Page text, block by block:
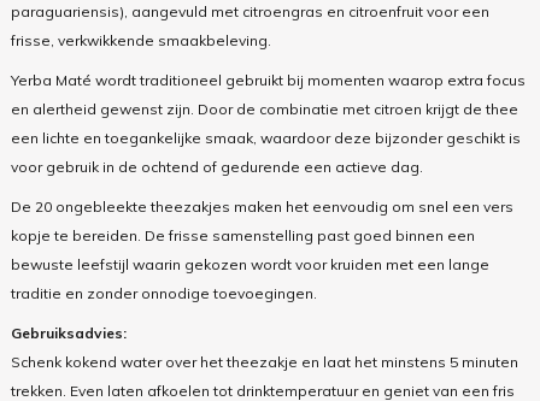
paraguariensis), aangevuld met citroengras en citroenfruit voor een
frisse, verkwikkende smaakbeleving.
Yerba Maté wordt traditioneel gebruikt bij momenten waarop extra focus
en alertheid gewenst zijn. Door de combinatie met citroen krijgt de thee
een lichte en toegankelijke smaak, waardoor deze bijzonder geschikt is
voor gebruik in de ochtend of gedurende een actieve dag.
De 20 ongebleekte theezakjes maken het eenvoudig om snel een vers
kopje te bereiden. De frisse samenstelling past goed binnen een
bewuste leefstijl waarin gekozen wordt voor kruiden met een lange
traditie en zonder onnodige toevoegingen.
Gebruiksadvies:
Schenk kokend water over het theezakje en laat het minstens 5 minuten
trekken. Even laten afkoelen tot drinktemperatuur en geniet van een fris